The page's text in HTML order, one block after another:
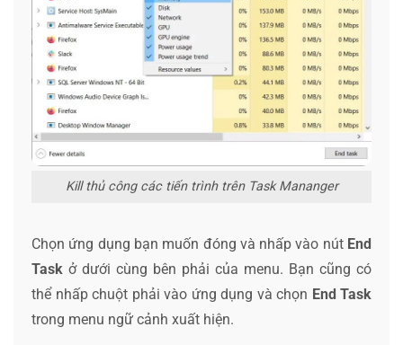
Kill thủ công các tiến trình trên Task Mananger
Chọn ứng dụng bạn muốn đóng và nhấp vào nút End
Task ở dưới cùng bên phải của menu. Bạn cũng có
thể nhấp chuột phải vào ứng dụng và chọn End Task
trong menu ngữ cảnh xuất hiện.